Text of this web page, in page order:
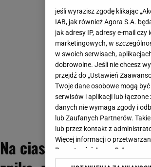
Na ciasto z makiem nie
jeśli wyrazisz zgodę klikając
IAB, jak również Agora S.A.
jak adresy IP, adresy e-mail
marketingowych, w
w swoich serwisach,
dobrowolne. Jeśli nie chcesz
przejdź do „Ustawień
Twoje dane osobowe mogą
serwisów i aplikacji lub
danych nie wymaga zgody i
lub Zaufanych Partnerów.
lub przez kontakt z
Więcej informacji o
Prywatności Agora S.A.